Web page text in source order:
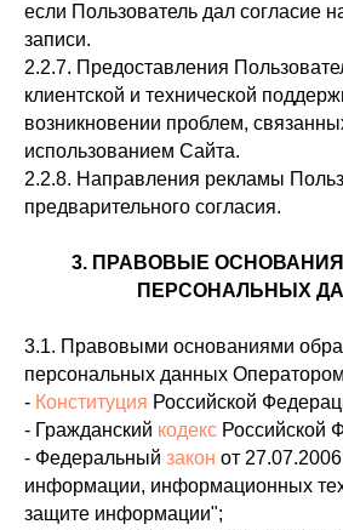
если Пользователь дал согласие
записи.
2.2.7. Предоставления
клиентской и технической
возникновении проблем,
использованием Сайта.
2.2.8. Направления рекламы
предварительного согласия.
3. ПРАВОВЫЕ
ПЕРСОНАЛЬНЫХ
3.1. Правовыми основаниями
персональных данных
- Конституция Российской
- Гражданский кодекс Российской
- Федеральный закон от
информации, информационных
защите информации";